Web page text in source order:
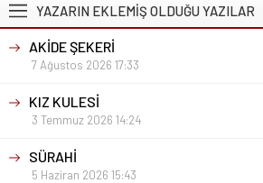
BAHÇEDEKİ YABANCI
YAZARIN EKLEMİŞ OLDUĞU YAZILAR
AKİDE ŞEKERİ
7 Ağustos 2026 17:33
KIZ KULESİ
3 Temmuz 2026 14:24
SÜRAHİ
5 Haziran 2026 15:43